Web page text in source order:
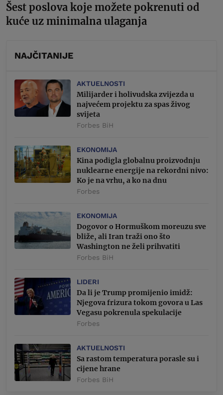
Šest poslova koje možete pokrenuti od
kuće uz minimalna ulaganja
NAJČITANIJE
AKTUELNOSTI
Milijarder i holivudska zvijezda u
najvećem projektu za spas živog
svijeta
Forbes BiH
EKONOMIJA
Kina podigla globalnu proizvodnju
nuklearne energije na rekordni nivo:
Ko je na vrhu, a ko na dnu
Forbes
EKONOMIJA
Dogovor o Hormuškom moreuzu sve
bliže, ali Iran traži ono što
Washington ne želi prihvatiti
Forbes BiH
LIDERI
Da li je Trump promijenio imidž:
Njegova frizura tokom govora u Las
Vegasu pokrenula spekulacije
Forbes
AKTUELNOSTI
Sa rastom temperatura porasle su i
cijene hrane
Forbes BiH